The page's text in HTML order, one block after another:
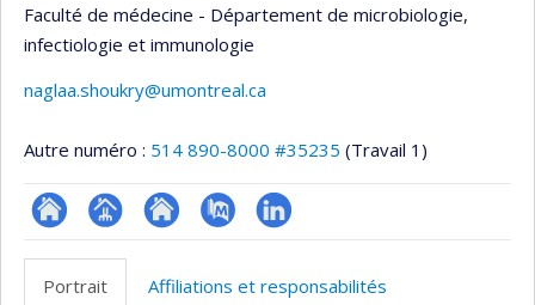
Faculté de médecine - Département de microbiologie,
infectiologie et immunologie
naglaa.shoukry@umontreal.ca
Autre numéro : 514 890-8000 #35235 (Travail 1)
ResearchGate
Page Site
PubMedLinkedIn
Portrait
Affiliations et responsabilités